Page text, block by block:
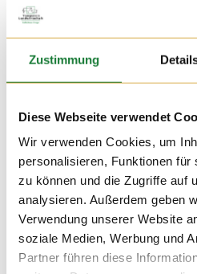
Zustimmung
Diese Webseite verwendet
Wir verwenden Cookies, um
personalisieren, Funktionen für
zu können und die Zugriffe auf
analysieren. Außerdem geben
Verwendung unserer Website
soziale Medien, Werbung und
Partner führen diese